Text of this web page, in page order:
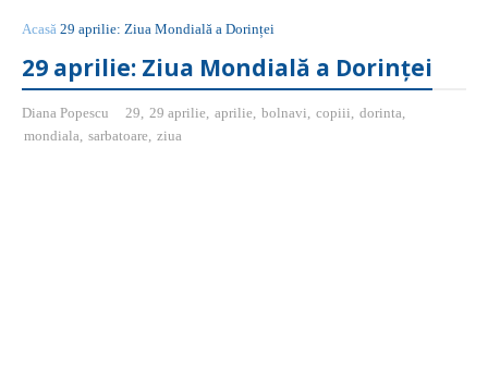
Acasă 29 aprilie: Ziua Mondială a Dorinței
29 aprilie: Ziua Mondială a Dorinței
Diana Popescu 29, 29 aprilie, aprilie, bolnavi, copiii, dorinta,
mondiala, sarbatoare, ziua